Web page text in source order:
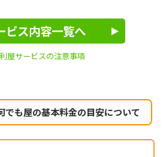
ビス内容一覧へ
屋サービスの注意事項
でも屋の基本料金の目安について